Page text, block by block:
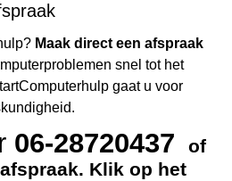
Maak direct een afspraak
snel tot het
gaat u voor
06-28720437
of
Klik op het